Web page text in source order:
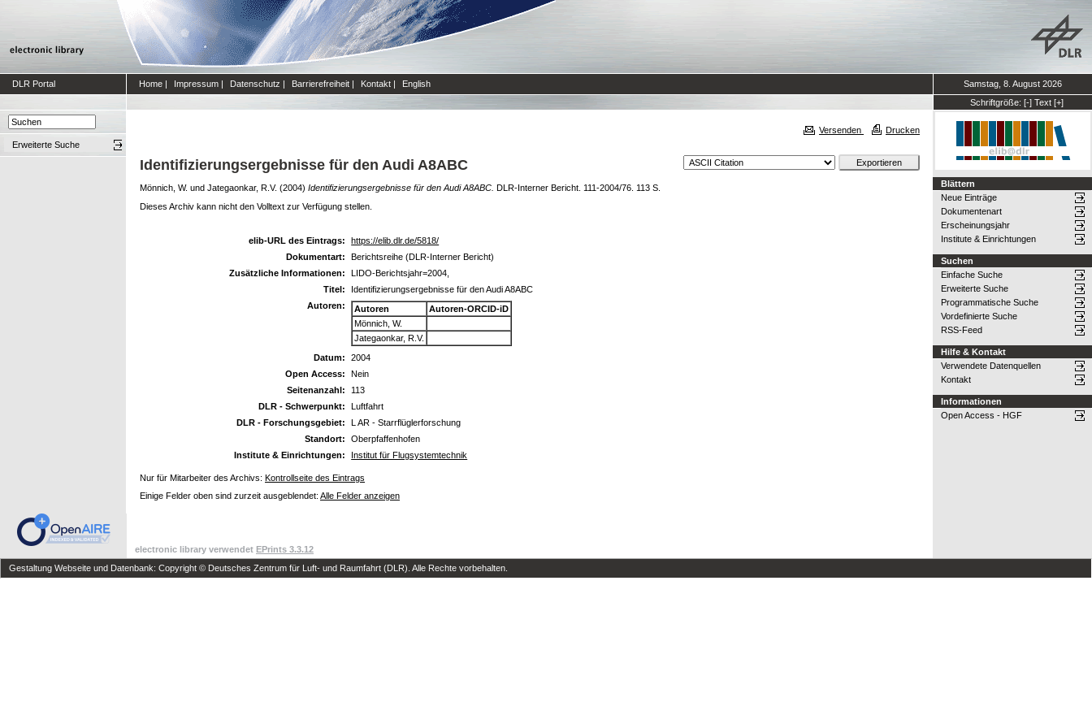
DLR Portal Home | Impressum | Datenschutz | Barrierefreiheit | Kontakt | English
Samstag, 8. August 2026
Schriftgröße: [-] Text [+]
Erweiterte Suche
Versenden Drucken
Identifizierungsergebnisse für den Audi A8ABC
Mönnich, W. und Jategaonkar, R.V. (2004) Identifizierungsergebnisse für den Audi A8ABC. DLR-Interner Bericht. 111-2004/76. 113 S.
Dieses Archiv kann nicht den Volltext zur Verfügung stellen.
elib-URL des Eintrags:
https://elib.dlr.de/5818/
Dokumentart:
Berichtsreihe (DLR-Interner Bericht)
Zusätzliche Informationen:
LIDO-Berichtsjahr=2004,
Titel:
Identifizierungsergebnisse für den Audi A8ABC
Autoren:
Autoren
Autoren-ORCID-iD
Mönnich, W.
Jategaonkar, R.V.
Datum:
2004
Open Access:
Nein
Seitenanzahl:
113
DLR - Schwerpunkt:
Luftfahrt
DLR - Forschungsgebiet:
L AR - Starrflüglerforschung
Standort:
Oberpfaffenhofen
Institute & Einrichtungen:
Institut für Flugsystemtechnik
Nur für Mitarbeiter des Archivs: Kontrollseite des Eintrags
Einige Felder oben sind zurzeit ausgeblendet: Alle Felder anzeigen
Blättern
Neue Einträge
Dokumentenart
Erscheinungsjahr
Institute & Einrichtungen
Suchen
Einfache Suche
Erweiterte Suche
Programmatische Suche
Vordefinierte Suche
RSS-Feed
Hilfe & Kontakt
Verwendete Datenquellen
Kontakt
Informationen
Open Access - HGF
electronic library verwendet EPrints 3.3.12
Gestaltung Webseite und Datenbank: Copyright © Deutsches Zentrum für Luft- und Raumfahrt (DLR). Alle Rechte vorbehalten.